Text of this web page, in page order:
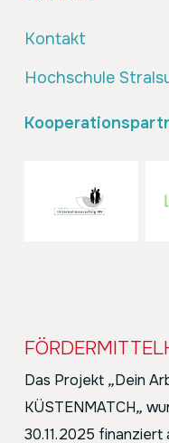
Kontakt
Hochschule
Das Projekt „Dein
KÜSTENMATCH„
30.11.2025